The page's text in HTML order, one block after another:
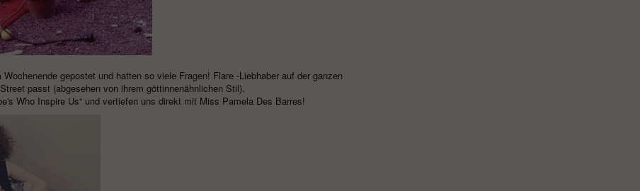
gepostet und hatten so viele Fragen! Flare -Liebhaber auf der ganzen
passt (abgesehen von ihrem göttinnenähnlichen Stil).
Who Inspire Us“ und vertiefen uns direkt mit Miss Pamela Des Barres!